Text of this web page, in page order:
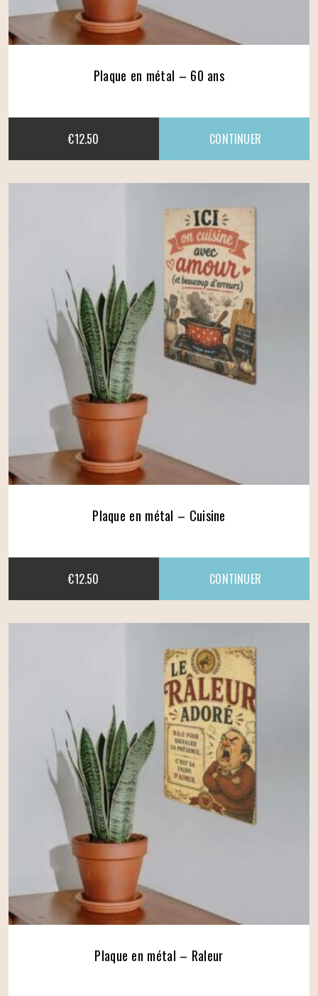
Plaque en métal – 60 ans
€12.50
Plaque en métal – Cuisine
€12.50
Plaque en métal – Raleur